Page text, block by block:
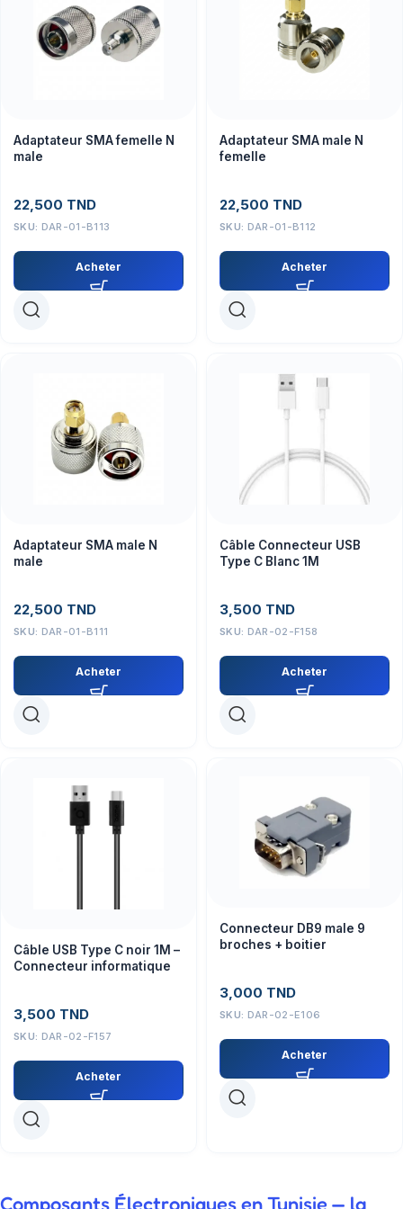
Adaptateur SMA femelle N
male
22,500 TND
SKU: DAR-01-B113
Acheter
Adaptateur SMA male N
femelle
22,500 TND
SKU: DAR-01-B112
Acheter
Adaptateur SMA male N
male
22,500 TND
SKU: DAR-01-B111
Acheter
Câble Connecteur USB
Type C Blanc 1M
3,500 TND
SKU: DAR-02-F158
Acheter
Câble USB Type C noir 1M –
Connecteur informatique
3,500 TND
SKU: DAR-02-F157
Acheter
Connecteur DB9 male 9
broches + boitier
3,000 TND
SKU: DAR-02-E106
Acheter
Composants Électroniques en Tunisie — la